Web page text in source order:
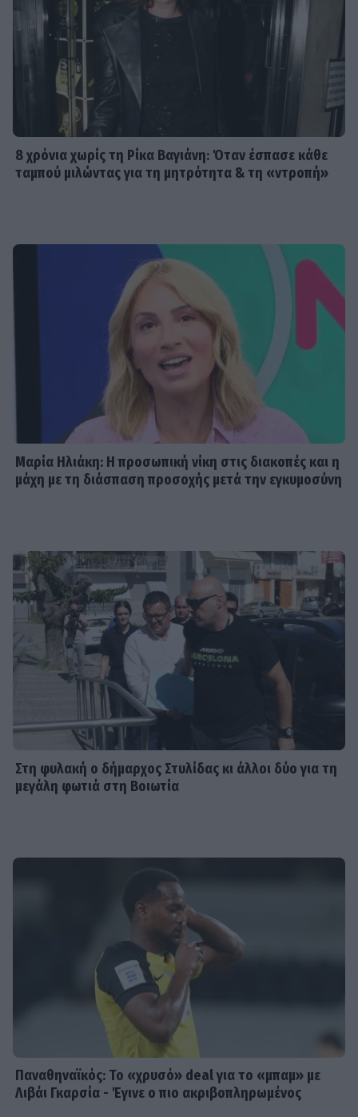
8 χρόνια χωρίς τη Ρίκα Βαγιάνη: Όταν έσπασε κάθε
ταμπού μιλώντας για τη μητρότητα & τη «ντροπή»
Μαρία Ηλιάκη: Η προσωπική νίκη στις διακοπές και η
μάχη με τη διάσπαση προσοχής μετά την εγκυμοσύνη
Στη φυλακή ο δήμαρχος Στυλίδας κι άλλοι δύο για τη
μεγάλη φωτιά στη Βοιωτία
Παναθηναϊκός: Το «χρυσό» deal για το «μπαμ» με
Λιβάι Γκαρσία - Έγινε ο πιο ακριβοπληρωμένος